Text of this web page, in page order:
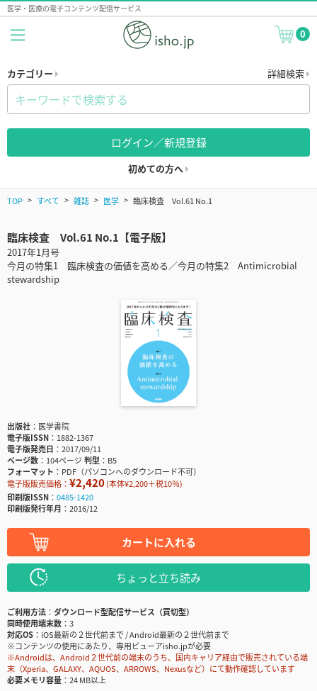
医学・医療の電子コンテンツ配信サービス
0
カテゴリー 詳細検索
ログイン／新規登録
初めての方へ
TOP すべて 雑誌 医学 臨床検査 Vol.61 No.1
臨床検査 Vol.61 No.1【電子版】
2017年1月号
今月の特集1 臨床検査の価値を高める／今月の特集2 Antimicrobial
stewardship
出版社
医学書院
電子版ISSN
1882-1367
電子版発売日
2017/09/11
ページ数
104ページ判型
B5
フォーマット
PDF（パソコンへのダウンロード不可）
電子版販売価格： ¥2,420(本体¥2,200＋税10％)
印刷版ISSN
0485-1420
印刷版発行年月
2016/12
カートに入れる
ちょっと立ち読み
ご利用方法
ダウンロード型配信サービス（買切型）
同時使用端末数
3
対応OS
iOS最新の２世代前まで / Android最新の２世代前まで
※コンテンツの使用にあたり、専用ビューアisho.jpが必要
※Androidは、Android２世代前の端末のうち、国内キャリア経由で販売されている端
末（Xperia、GALAXY、AQUOS、ARROWS、Nexusなど）にて動作確認しています
必要メモリ容量
24 MB以上